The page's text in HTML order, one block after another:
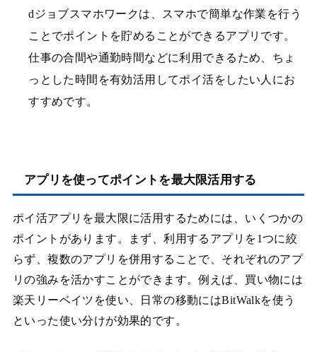
dジョブスマホワークは、スマホで簡単な作業を行う
ことでポイントを貯めることができるアプリです。
仕事の合間や通勤時間などに利用できるため、ちょ
っとした時間を有効活用してポイ活をしたい人にお
すすめです。
アプリを使ってポイントを最大限活用する
ポイ活アプリを最大限に活用するためには、いくつかの
ポイントがあります。まず、利用するアプリを1つに絞
らず、複数のアプリを併用することで、それぞれのアプ
リの強みを活かすことができます。例えば、買い物には
楽天リーベイツを使い、日常の移動にはBitWalkを使う
といった使い分けが効果的です。